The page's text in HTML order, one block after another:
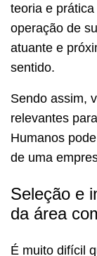
teoria e
operação de
atuante e
sentido.
Sendo assim,
relevantes
Humanos
de uma
Seleção e
da área
É muito difícil